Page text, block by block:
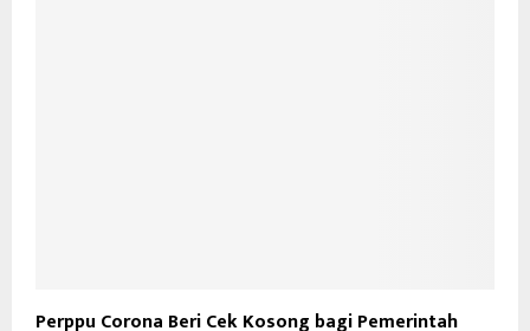
Perppu Corona Beri Cek Kosong bagi Pemerintah